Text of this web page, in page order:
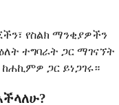
የስልክ ማንቂያዎችን
ተግባራት ጋር ማገናኘት
ጋር ይነጋገሩ።